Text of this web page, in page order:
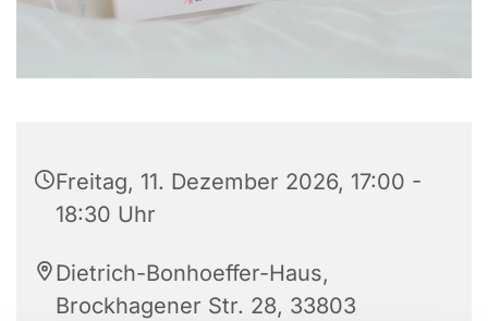
Freitag, 11. Dezember 2026, 17:00 -
18:30 Uhr
Dietrich-Bonhoeffer-Haus,
Brockhagener Str. 28, 33803